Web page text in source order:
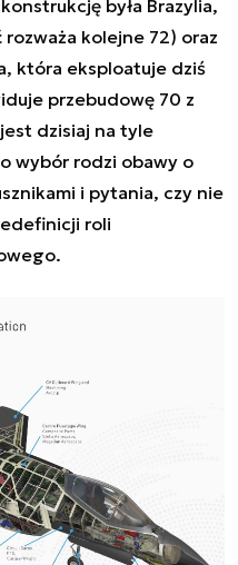
była Brazylia,
kolejne 72) oraz
która eksploatuje dziś
przebudowę 70 z
dzisiaj na tyle
wybór rodzi obawy o
i pytania, czy nie
roli